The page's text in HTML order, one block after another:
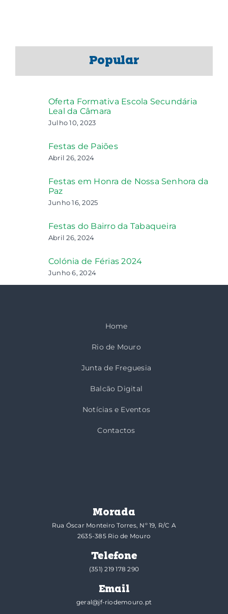
Popular
Oferta Formativa Escola Secundária
Leal da Câmara
Julho 10, 2023
Festas de Paiões
Abril 26, 2024
Festas em Honra de Nossa Senhora da
Paz
Junho 16, 2025
Festas do Bairro da Tabaqueira
Abril 26, 2024
Colónia de Férias 2024
Junho 6, 2024
Home
Rio de Mouro
Junta de Freguesia
Balcão Digital
Notícias e Eventos
Contactos
Morada
Rua Óscar Monteiro Torres, Nº 19, R/C A
2635-385 Rio de Mouro
Telefone
(351) 219 178 290
Email
geral@jf-riodemouro.pt